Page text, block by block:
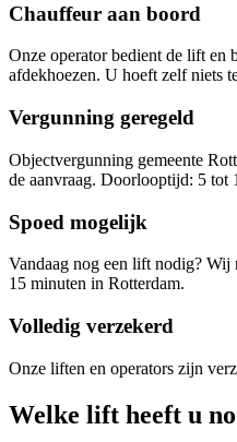
Chauffeur aan boord
Onze operator bedient de lift en
afdekhoezen. U hoeft zelf niets
Vergunning geregeld
Objectvergunning gemeente
de aanvraag. Doorlooptijd: 5 tot
Spoed mogelijk
Vandaag nog een lift nodig? Wij
15 minuten in Rotterdam.
Volledig verzekerd
Onze liften en operators zijn
Welke lift heeft u